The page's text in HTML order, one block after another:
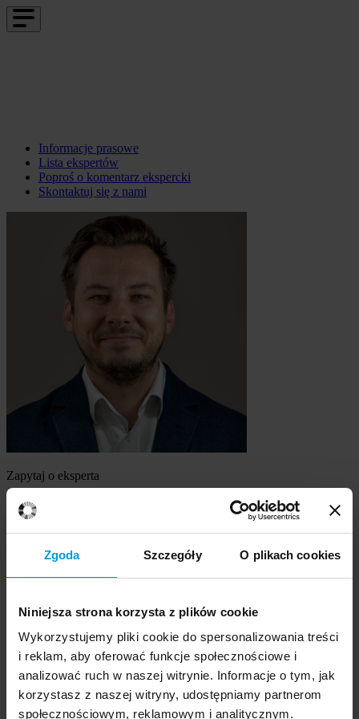
Zgoda Szczegóły O plikach cookies
Niniejsza strona korzysta z plików cookie
Wykorzystujemy pliki cookie do spersonalizowania treści
i reklam, aby oferować funkcje społecznościowe i
analizować ruch w naszej witrynie. Informacje o tym, jak
korzystasz z naszej witryny, udostępniamy partnerom
społecznościowym, reklamowym i analitycznym.
Informacje prasowe
Lista ekspertów
Poproś o komentarz ekspercki
Skontaktuj się z nami
Zapytaj o eksperta
dr hab., prof. Uniwersytetu SWPS Michał Parzuchowski
Szukasz eksperta
Wybierz temat
Ekspert
Wybierz formę kontaktu
udzielenie wywiadu
komentarz do artykułu
udział w audycji radiowej na żywo
udział w nagraniu audycji radiowej
udział w audycji telewizyjnej na żywo